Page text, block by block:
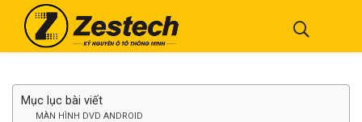
Mục lục bài viết
MÀN HÌNH DVD ANDROID